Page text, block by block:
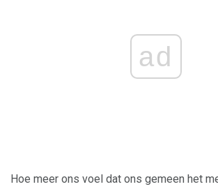
ad
Hoe meer ons voel dat ons gemeen het